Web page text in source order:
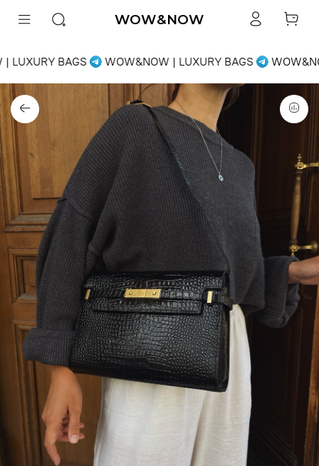
WOW&NOW
LUXURY BAGS WOW&NOW | LUXURY BAGS